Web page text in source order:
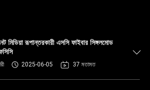
মিডিয়া রূপান্তরকারী এসসি ফাইবার সিঙ্গলমোড
2025-06-05 37 মতামত